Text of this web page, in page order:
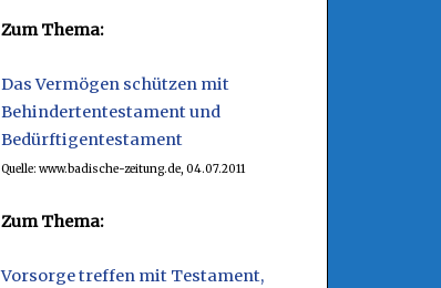
Zum Thema:
Das Vermögen schützen mit
Behindertentestament und
Bedürftigentestament
Quelle: www.badische-zeitung.de, 04.07.2011
Zum Thema:
Vorsorge treffen mit Testament,